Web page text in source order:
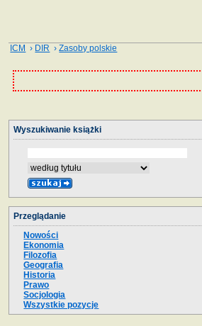
ICM › DIR ›Zasoby polskie
Wyszukiwanie książki
Przeglądanie
Nowości
Ekonomia
Filozofia
Geografia
Historia
Prawo
Socjologia
Wszystkie pozycje